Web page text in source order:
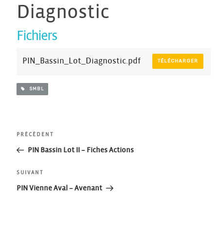
Diagnostic
Fichiers
PIN_Bassin_Lot_Diagnostic.pdf TÉLÉCHARGER
SMBL
Navigation
l’article
Article
précédent
PRÉCÉDENT
PIN Bassin Lot II – Fiches Actions
Article
suivant
SUIVANT
PIN Vienne Aval – Avenant